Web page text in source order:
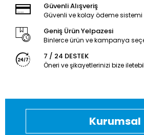
Güvenli Alışveriş
Güvenli ve kolay ödeme sistemi
Geniş Ürün Yelpazesi
Binlerce ürün ve kampanya
7 / 24 DESTEK
Öneri ve şikayetlerinizi bize
Kurumsal